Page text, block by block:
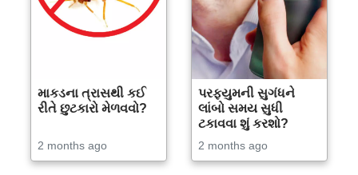
માકડના ત્રાસથી કઈ
રીતે છુટકારો મેળવવો?
2 months ago
પરફ્યુમની સુગંધને
લાંબો સમય સુધી
ટકાવવા શું કરશો?
2 months ago